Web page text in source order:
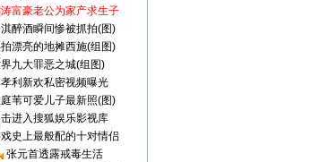
富豪老公为家产求生子
醉酒瞬间惨被抓拍(图)
漂亮的地摊西施(组图)
九大罪恶之城(组图)
利新欢私密视频曝光
苇可爱儿子最新照(图)
进入搜狐娱乐影视库
史上最般配的十对情侣
张元首透露戒毒生活